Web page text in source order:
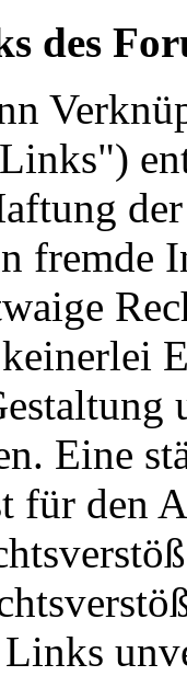
des
fremde
Eine
für den